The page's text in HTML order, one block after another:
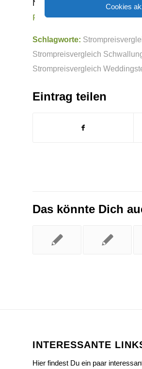
Cookies
Nicht selten scheinen
Rankensteinseo
Schlagworte:
Strompreisvergleich
Strompreisvergleich
Eintrag teilen
Das könnte Dich
INTERESSANTE
Hier findest Du ein paar